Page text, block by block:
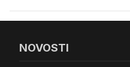
NOVOSTI